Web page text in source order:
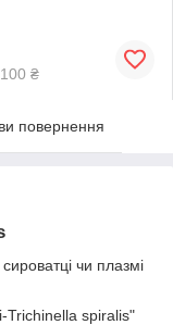
₴
повернення
чи плазмі
Trichinella spiralis"